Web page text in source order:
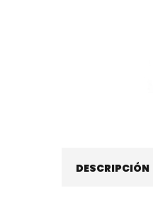
DESCRIPCIÓN